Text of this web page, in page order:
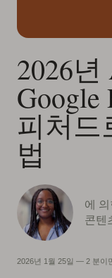
2026년
Google
피처드
법
에
콘텐
2026년 1월 25일 — 2 분이